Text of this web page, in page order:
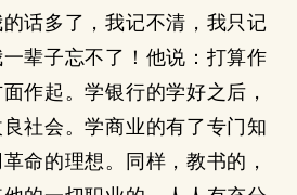
话多了，我记不清，我只记
辈子忘不了！他说：打算作
作起。学银行的学好之后，
社会。学商业的有了专门知
命的理想。同样，教书的，